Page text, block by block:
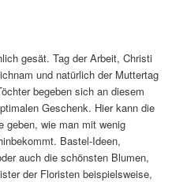
gesät. Tag der Arbeit, Christi
und natürlich der Muttertag
begeben sich an diesem
Geschenk. Hier kann die
geben, wie man mit wenig
Bastel-Ideen,
auch die schönsten Blumen,
der Floristen beispielsweise,